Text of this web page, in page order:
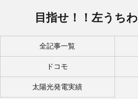
目指せ！！左うち
全記事一覧
ドコモ
太陽光発電実績